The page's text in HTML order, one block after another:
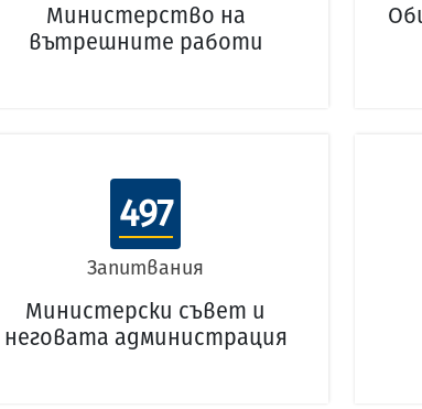
Министерство на
вътрешните работи
497
Запитвания
Министерски съвет и
неговата администрация